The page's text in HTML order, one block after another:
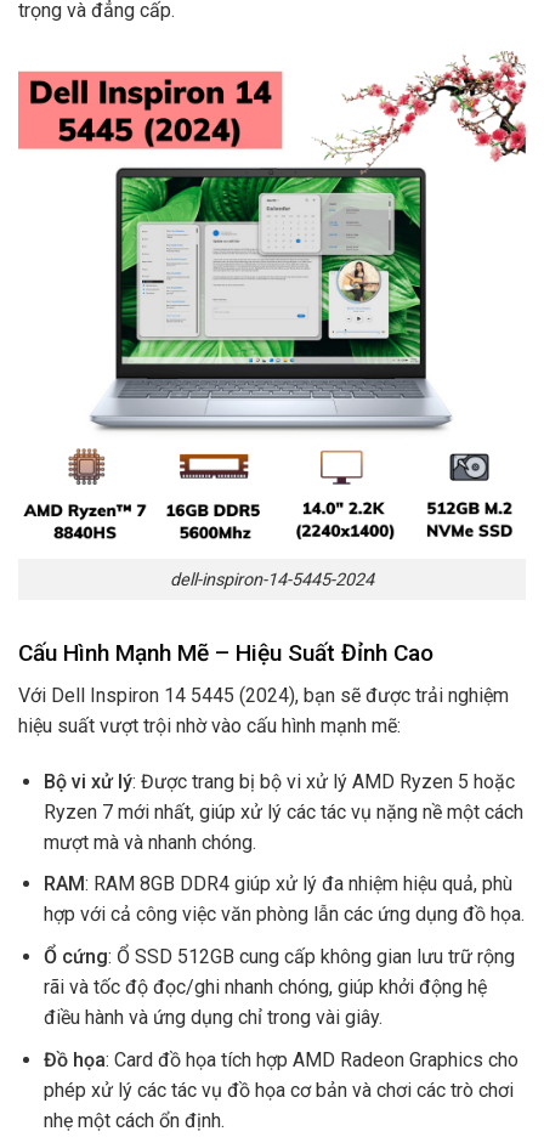
trọng và đẳng cấp.
dell-inspiron-14-5445-2024
Cấu Hình Mạnh Mẽ – Hiệu Suất Đỉnh Cao
Với Dell Inspiron 14 5445 (2024), bạn sẽ được trải nghiệm
hiệu suất vượt trội nhờ vào cấu hình mạnh mẽ:
Bộ vi xử lý: Được trang bị bộ vi xử lý AMD Ryzen 5 hoặc
Ryzen 7 mới nhất, giúp xử lý các tác vụ nặng nề một cách
mượt mà và nhanh chóng.
RAM: RAM 8GB DDR4 giúp xử lý đa nhiệm hiệu quả, phù
hợp với cả công việc văn phòng lẫn các ứng dụng đồ họa.
Ổ cứng: Ổ SSD 512GB cung cấp không gian lưu trữ rộng
rãi và tốc độ đọc/ghi nhanh chóng, giúp khởi động hệ
điều hành và ứng dụng chỉ trong vài giây.
Đồ họa: Card đồ họa tích hợp AMD Radeon Graphics cho
phép xử lý các tác vụ đồ họa cơ bản và chơi các trò chơi
nhẹ một cách ổn định.